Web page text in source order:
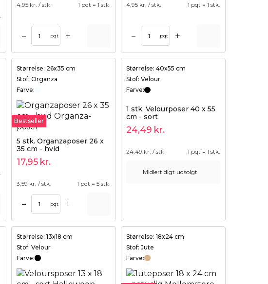
4,95 kr. / stk. 1 pqt = 1 stk.
– pqt +
4,95 kr. / stk. 1 pqt = 1 stk.
– pqt +
Størrelse: 26x35 cm
Stof: Organza
Farve:
Bestseller
5 stk. Organzaposer 26 x
35 cm - hvid
17,95 kr.
3,59 kr. / stk. 1 pqt = 5 stk.
– pqt +
Størrelse: 40x55 cm
Stof: Velour
Farve:
1 stk. Velourposer 40 x 55
cm - sort
24,49 kr.
24,49 kr. / stk. 1 pqt = 1 stk.
Midlertidigt udsolgt
Størrelse: 13x18 cm
Stof: Velour
Farve:
Størrelse: 18x24 cm
Stof: Jute
Farve: